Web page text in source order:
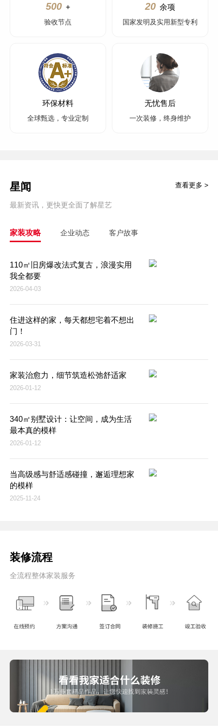
500 +
验收节点
20 余项
国家发明及实用新型专利
环保材料
全球甄选，专业定制
无忧售后
一次装修，终身维护
星闻
最新资讯，更快更全面了解星艺
查看更多 >
家装攻略 企业动态 客户故事
110㎡旧房爆改法式复古，浪漫实用
我全都要
2026-04-03
住进这样的家，每天都想宅着不想出
门！
2026-03-31
家装治愈力，细节筑造松弛舒适家
2026-01-12
340㎡别墅设计：让空间，成为生活
最本真的模样
2026-01-12
当高级感与舒适感碰撞，邂逅理想家
的模样
2025-11-24
装修流程
全流程整体家装服务